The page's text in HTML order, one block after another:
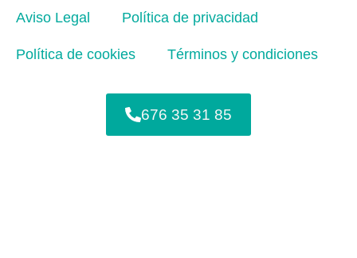
Aviso Legal Política de privacidad
Política de cookies Términos y condiciones
676 35 31 85